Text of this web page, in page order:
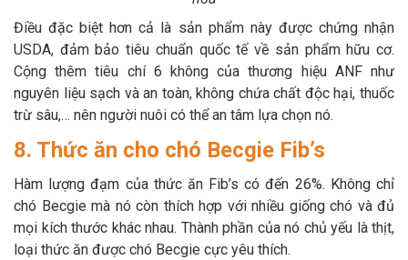
Điều đặc biệt hơn cả là sản phẩm này được chứng nhận
USDA, đảm bảo tiêu chuẩn quốc tế về sản phẩm hữu cơ.
Cộng thêm tiêu chí 6 không của thương hiệu ANF như
nguyên liệu sạch và an toàn, không chứa chất độc hại, thuốc
trừ sâu,… nên người nuôi có thể an tâm lựa chọn nó.
8. Thức ăn cho chó Becgie Fib’s
Hàm lượng đạm của thức ăn Fib’s có đến 26%. Không chỉ
chó Becgie mà nó còn thích hợp với nhiều giống chó và đủ
mọi kích thước khác nhau. Thành phần của nó chủ yếu là thịt,
loại thức ăn được chó Becgie cực yêu thích.